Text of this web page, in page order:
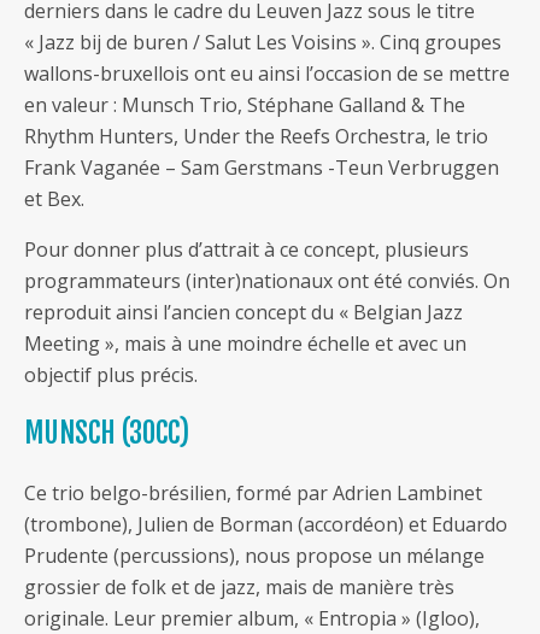
derniers dans le cadre du Leuven Jazz sous le titre
« Jazz bij de buren / Salut Les Voisins ». Cinq groupes
wallons-bruxellois ont eu ainsi l’occasion de se mettre
en valeur : Munsch Trio, Stéphane Galland & The
Rhythm Hunters, Under the Reefs Orchestra, le trio
Frank Vaganée – Sam Gerstmans -Teun Verbruggen
et Bex.
Pour donner plus d’attrait à ce concept, plusieurs
programmateurs (inter)nationaux ont été conviés. On
reproduit ainsi l’ancien concept du « Belgian Jazz
Meeting », mais à une moindre échelle et avec un
objectif plus précis.
MUNSCH (30CC)
Ce trio belgo-brésilien, formé par Adrien Lambinet
(trombone), Julien de Borman (accordéon) et Eduardo
Prudente (percussions), nous propose un mélange
grossier de folk et de jazz, mais de manière très
originale. Leur premier album, « Entropia » (Igloo),